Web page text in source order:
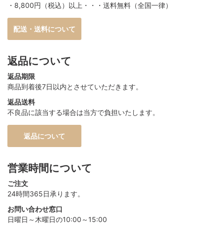
・8,800円（税込）以上・・・送料無料（全国一律）
配送・送料について
返品について
返品期限
商品到着後7日以内とさせていただきます。
返品送料
不良品に該当する場合は当方で負担いたします。
返品について
営業時間について
ご注文
24時間365日承ります。
お問い合わせ窓口
日曜日～木曜日の10:00～15:00